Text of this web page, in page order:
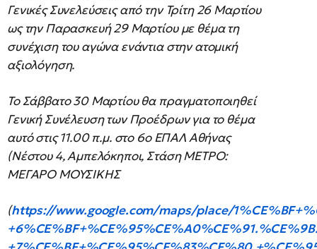
Γενικές Συνελεύσεις από την Τρίτη 26 Μαρτίου
ως την Παρασκευή 29 Μαρτίου με θέμα τη
συνέχιση του αγώνα ενάντια στην ατομική
αξιολόγηση.
Το Σάββατο 30 Μαρτίου θα πραγματοποιηθεί
Γενική Συνέλευση των Προέδρων για το θέμα
αυτό στις 11.00 π.μ. στο 6ο ΕΠΑΛ Αθήνας
(Νέστου 4, Αμπελόκηποι, Στάση ΜΕΤΡΟ:
ΜΕΓΑΡΟ ΜΟΥΣΙΚΗΣ
(https://www.google.com/maps/place/